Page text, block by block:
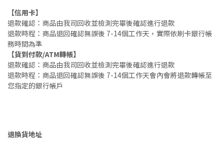
【信用卡】
退款確認：商品由我司回收並檢測完畢後確認進行退款
退款時程：商品退回確認無誤後 7-14個工作天，實際依刷卡銀行帳
務時間為準
【貨到付款/ATM轉帳】
退款確認：商品由我司回收並檢測完畢後確認進行退款
退款時程：商品退回確認無誤後 7-14個工作天會內會將退款轉帳至
您指定的銀行帳戶
退換貨地址